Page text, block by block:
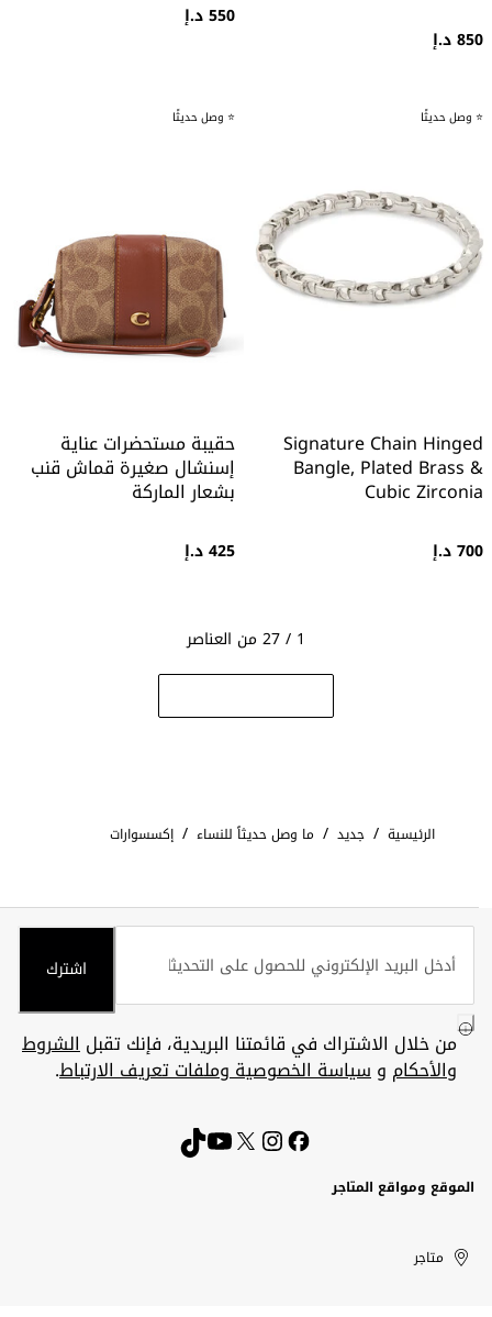
850 د.إ
550 د.إ
⭐ وصل حديثًا
Signature Chain Hinged
Bangle, Plated Brass &
Cubic Zirconia
700 د.إ
⭐ وصل حديثًا
حقيبة مستحضرات عناية
إسنشال صغيرة قماش قنب
بشعار الماركة
425 د.إ
1 / 27 من العناصر
الرئيسية / جديد / ما وصل حديثاً للنساء / إكسسوارات
اشترك
من خلال الاشتراك في قائمتنا البريدية، فإنك تقبلالشروط
والأحكام وسياسة الخصوصية وملفات تعريف الارتباط.
الموقع ومواقع المتاجر
United
Arab
Kuwait
الإمارات
العربية
الكويت
متاجر